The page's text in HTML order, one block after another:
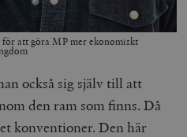
att göra MP mer ekonomiskt
också sig själv till att
den ram som finns. Då
konventioner. Den här